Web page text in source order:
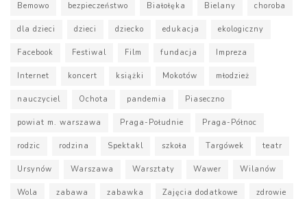
Bemowo bezpieczeństwo Białołęka Bielany choroba
dla dzieci dzieci dziecko edukacja ekologiczny
Facebook Festiwal Film fundacja Impreza
Internet koncert książki Mokotów młodzież
nauczyciel Ochota pandemia Piaseczno
powiat m. warszawa Praga-Południe Praga-Północ
rodzic rodzina Spektakl szkoła Targówek teatr
Ursynów Warszawa Warsztaty Wawer Wilanów
Wola zabawa zabawka Zajęcia dodatkowe zdrowie